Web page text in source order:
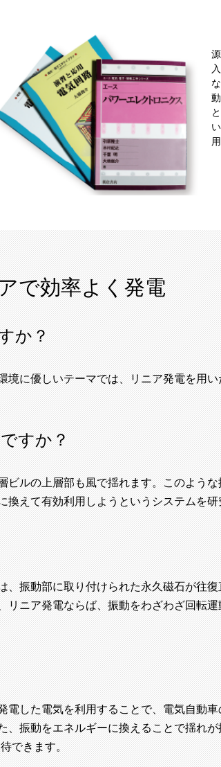
で効率よく発電
か？
に優しいテーマでは、リニア発電を用
すか？
ルの上層部も風で揺れます。このよう
えて有効利用しようというシステムを
振動部に取り付けられた永久磁石が往
ニア発電ならば、振動をわざわざ回転
した電気を利用することで、電気自動
振動をエネルギーに換えることで揺れ
できます。